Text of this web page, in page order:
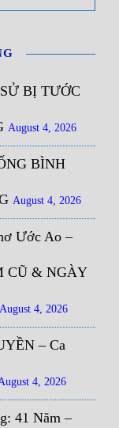
BỊ TƯỚC
August 4, 2026
BÌNH
August 4, 2026
Ước Ao –
CŨ & NGÀY
August 4, 2026
– Ca
4, 2026
41 Năm –